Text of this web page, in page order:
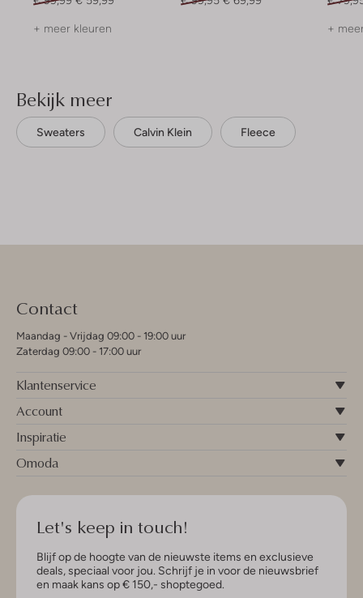
+ meer kleuren +
Bekijk meer
Sweaters Calvin Klein Fleece
Contact
Maandag - Vrijdag 09:00 - 19:00 uur
Zaterdag 09:00 - 17:00 uur
Klantenservice
Account
Inspiratie
Omoda
Let's keep in touch!
Blijf op de hoogte van de nieuwste items en exclusieve
deals, speciaal voor jou. Schrijf je in voor de nieuwsbrief
en maak kans op € 150,- shoptegoed.